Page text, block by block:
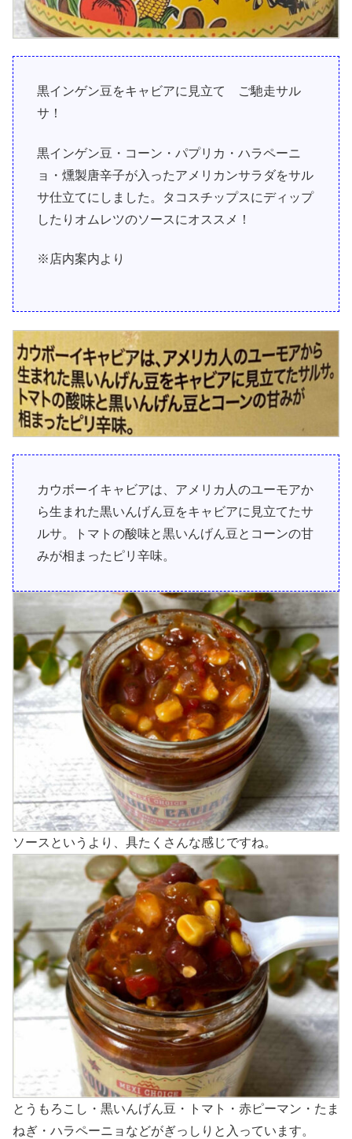
黒インゲン豆をキャビアに見立て ご馳走サル
サ！
黒インゲン豆・コーン・パプリカ・ハラペーニ
ョ・燻製唐辛子が入ったアメリカンサラダをサル
サ仕立てにしました。タコスチップスにディップ
したりオムレツのソースにオススメ！
※店内案内より
カウボーイキャビアは、アメリカ人のユーモアか
ら生まれた黒いんげん豆をキャビアに見立てたサ
ルサ。トマトの酸味と黒いんげん豆とコーンの甘
みが相まったピリ辛味。
ソースというより、具たくさんな感じですね。
とうもろこし・黒いんげん豆・トマト・赤ピーマン・たま
ねぎ・ハラペーニョなどがぎっしりと入っています。